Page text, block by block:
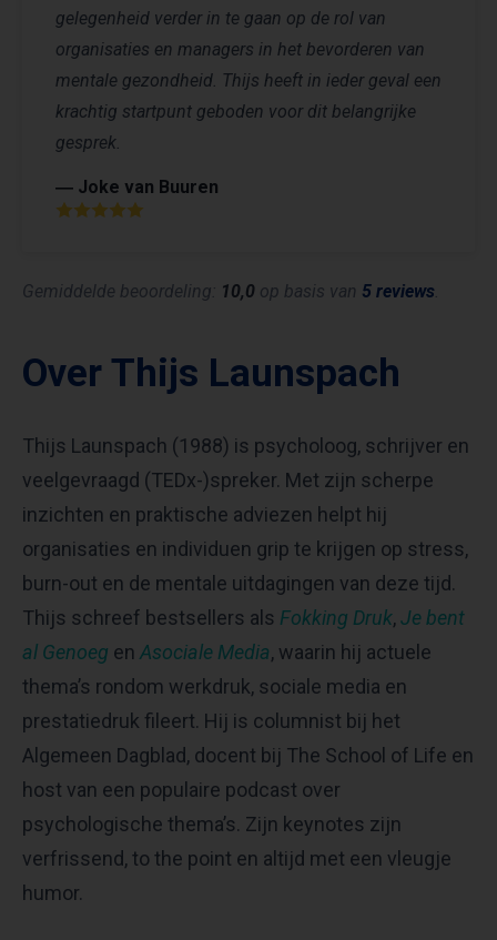
gelegenheid verder in te gaan op de rol van
organisaties en managers in het bevorderen van
mentale gezondheid. Thijs heeft in ieder geval een
krachtig startpunt geboden voor dit belangrijke
gesprek.
― Joke van Buuren
Gemiddelde beoordeling: 10,0 op basis van 5 reviews.
Over Thijs Launspach
Thijs Launspach (1988) is psycholoog, schrijver en
veelgevraagd (TEDx-)spreker. Met zijn scherpe
inzichten en praktische adviezen helpt hij
organisaties en individuen grip te krijgen op stress,
burn-out en de mentale uitdagingen van deze tijd.
Thijs schreef bestsellers als Fokking Druk,Je bent
al Genoeg en Asociale Media, waarin hij actuele
thema’s rondom werkdruk, sociale media en
prestatiedruk fileert. Hij is columnist bij het
Algemeen Dagblad, docent bij The School of Life en
host van een populaire podcast over
psychologische thema’s. Zijn keynotes zijn
verfrissend, to the point en altijd met een vleugje
humor.